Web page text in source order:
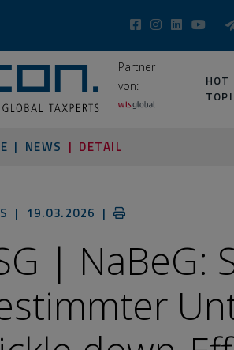
Partner
von:
HOT
NEWS DETAIL
| 19.03.2026 |
| NaBeG: